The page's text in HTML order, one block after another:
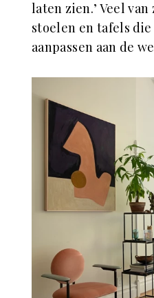
laten zien.’ Veel
stoelen en tafels
aanpassen aan de